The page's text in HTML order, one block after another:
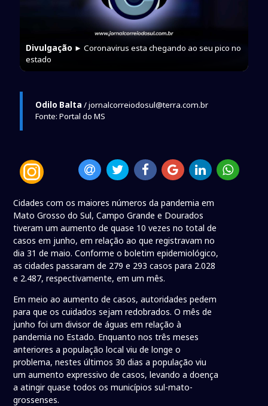
Divulgação ► Coronavirus esta chegando ao seu pico no
estado
Odilo Balta / jornalcorreiodosul@terra.com.br
Fonte: Portal do MS
Cidades com os maiores números da pandemia em
Mato Grosso do Sul, Campo Grande e Dourados
tiveram um aumento de quase 10 vezes no total de
casos em junho, em relação ao que registravam no
dia 31 de maio. Conforme o boletim epidemiológico,
as cidades passaram de 279 e 293 casos para 2.028
e 2.487, respectivamente, em um mês.
Em meio ao aumento de casos, autoridades pedem
para que os cuidados sejam redobrados. O mês de
junho foi um divisor de águas em relação à
pandemia no Estado. Enquanto nos três meses
anteriores a população local viu de longe o
problema, nestes últimos 30 dias a população viu
um aumento expressivo de casos, levando a doença
a atingir quase todos os municípios sul-mato-
grossenses.